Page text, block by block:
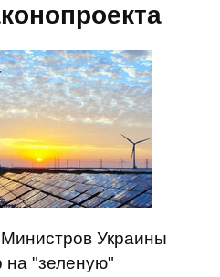
Украины
на "зеленую"